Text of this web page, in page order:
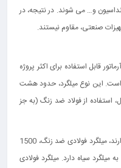
و… می‌ شوند. در نتیجه، در
صنعتی، مقاوم نیستند.
قابل استفاده برای اکثر پروژه
است. این نوع میلگرد، حدود هشت
استفاده از فولاد ضد زنگ (به جز
اما برای کسانی که دلیلی برای استفاده از آن دارند، میلگرد فولادی ضد زنگ، 1500
میلگرد سیاه دارد. میلگرد فولادی